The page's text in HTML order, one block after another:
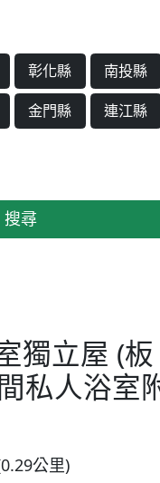
彰化縣
南投縣
金門縣 連江縣
搜尋
獨立屋 (板
私人浴室
公里)